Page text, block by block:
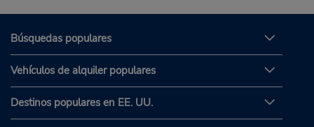
Búsquedas populares
Vehículos de alquiler populares
Destinos populares en EE. UU.